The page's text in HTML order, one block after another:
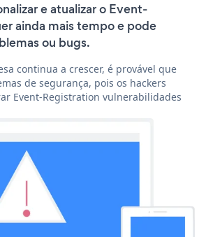
e atualizar o Event-
ainda mais tempo e pode
ou bugs.
continua a crescer, é provável que
de segurança, pois os hackers
Event-Registration vulnerabilidades